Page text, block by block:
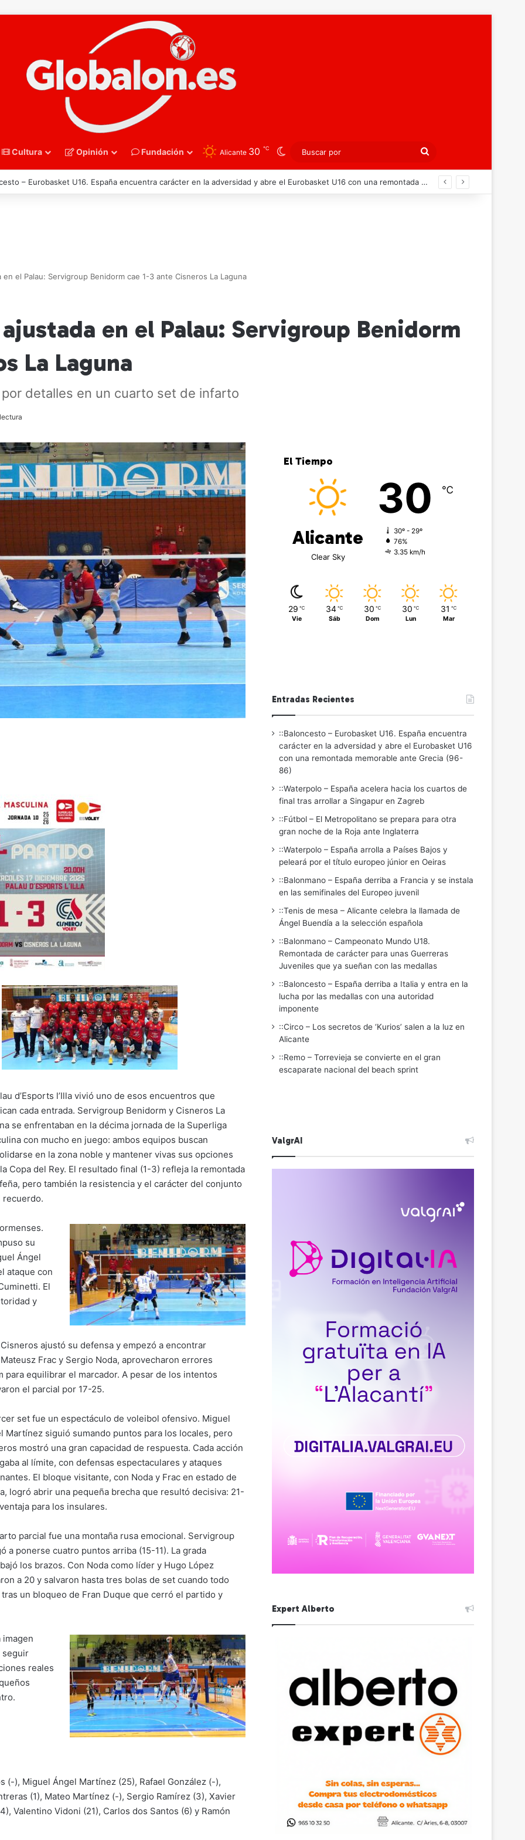
Cultura Opinión Fundación Alicante 30 ℃ Switch skin
Buscar
por
– España acelera hacia los cuartos de final tras arrollar a Singapur en Zagreb
el Palau: Servigroup Benidorm cae 1-3 ante Cisneros La Laguna
en el Palau: Servigroup Benidorm
La Laguna
detalles en un cuarto set de infarto
d’Esports l’Illa vivió uno de esos encuentros que
cada entrada. Servigroup Benidorm y Cisneros La
se enfrentaban en la décima jornada de la Superliga
con mucho en juego: ambos equipos buscan
en la zona noble y mantener vivas sus opciones
Copa del Rey. El resultado final (1-3) refleja la remontada
pero también la resistencia y el carácter del conjunto
recuerdo.
su
Ángel
ataque con
El
y
ajustó su defensa y empezó a encontrar
Frac y Sergio Noda, aprovecharon errores
equilibrar el marcador. A pesar de los intentos
el parcial por 17-25.
set fue un espectáculo de voleibol ofensivo. Miguel
Martínez siguió sumando puntos para los locales, pero
mostró una gran capacidad de respuesta. Cada acción
al límite, con defensas espectaculares y ataques
El bloque visitante, con Noda y Frac en estado de
logró abrir una pequeña brecha que resultó decisiva: 21-
para los insulares.
parcial fue una montaña rusa emocional. Servigroup
ponerse cuatro puntos arriba (15-11). La grada
los brazos. Con Noda como líder y Hugo López
a 20 y salvaron hasta tres bolas de set cuando todo
un bloqueo de Fran Duque que cerró el partido y
imagen
seguir
reales
(-), Miguel Ángel Martínez (25), Rafael González (-),
(1), Mateo Martínez (-), Sergio Ramírez (3), Xavier
Valentino Vidoni (21), Carlos dos Santos (6) y Ramón
El Tiempo
Alicante
Clear Sky
30 ℃
30º - 29º
76%
3.35 km/h
29 ℃
Vie
34 ℃
Sáb
30 ℃
Dom
30 ℃
Lun
31 ℃
Mar
Entradas Recientes
::Baloncesto – Eurobasket U16. España encuentra
carácter en la adversidad y abre el Eurobasket U16
con una remontada memorable ante Grecia (96-
86)
::Waterpolo – España acelera hacia los cuartos de
final tras arrollar a Singapur en Zagreb
::Fútbol – El Metropolitano se prepara para otra
gran noche de la Roja ante Inglaterra
::Waterpolo – España arrolla a Países Bajos y
peleará por el título europeo júnior en Oeiras
::Balonmano – España derriba a Francia y se instala
en las semifinales del Europeo juvenil
::Tenis de mesa – Alicante celebra la llamada de
Ángel Buendía a la selección española
::Balonmano – Campeonato Mundo U18.
Remontada de carácter para unas Guerreras
Juveniles que ya sueñan con las medallas
::Baloncesto – España derriba a Italia y entra en la
lucha por las medallas con una autoridad
imponente
::Circo – Los secretos de ‘Kurios’ salen a la luz en
Alicante
::Remo – Torrevieja se convierte en el gran
escaparate nacional del beach sprint
ValgrAI
Expert Alberto